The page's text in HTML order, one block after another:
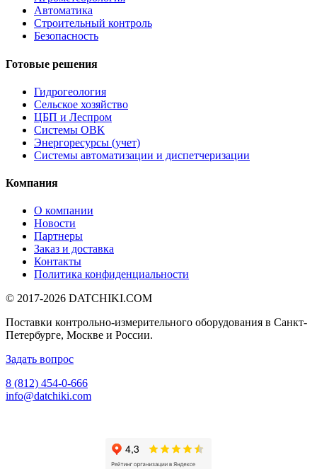
Автоматика
Строительный контроль
Безопасность
Готовые решения
Гидрогеология
Сельское хозяйство
ЦБП и Леспром
Системы ОВК
Энергоресурсы (учет)
Системы автоматизации и диспетчеризации
Компания
О компании
Новости
Партнеры
Заказ и доставка
Контакты
Политика конфиденциальности
© 2017-2026 DATCHIKI.COM
Поставки контрольно-измерительного оборудования в Санкт-
Петербурге, Москве и России.
Задать вопрос
8 (812) 454-0-666
info@datchiki.com